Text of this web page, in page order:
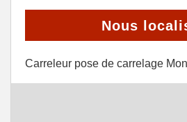
Nous
Carreleur pose de carrelage